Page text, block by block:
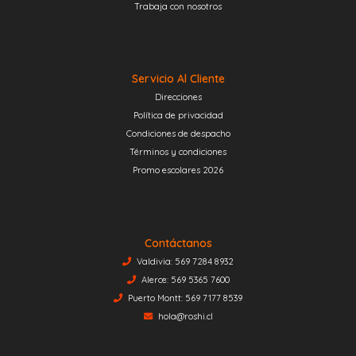
Trabaja con nosotros
Servicio Al Cliente
Direcciones
Política de privacidad
Condiciones de despacho
Términos y condiciones
Promo escolares 2026
Contáctanos
Valdivia: 569 7284 8932
Alerce: 569 5365 7600
Puerto Montt: 569 7177 8539
hola@roshi.cl